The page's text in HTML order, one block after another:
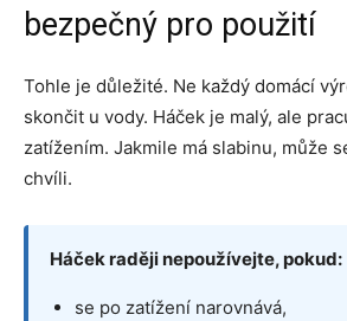
bezpečný pro použití
Tohle je důležité. Ne každý domácí
skončit u vody. Háček je malý, ale
zatížením. Jakmile má slabinu, může
chvíli.
Háček raději nepoužívejte, pokud:
se po zatížení narovnává,